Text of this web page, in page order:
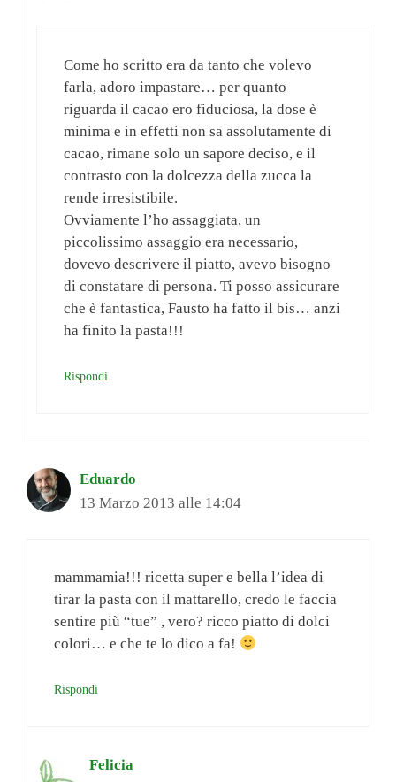
Come ho scritto era da tanto che volevo
farla, adoro impastare… per quanto
riguarda il cacao ero fiduciosa, la dose è
minima e in effetti non sa assolutamente di
cacao, rimane solo un sapore deciso, e il
contrasto con la dolcezza della zucca la
rende irresistibile.
Ovviamente l’ho assaggiata, un
piccolissimo assaggio era necessario,
dovevo descrivere il piatto, avevo bisogno
di constatare di persona. Ti posso assicurare
che è fantastica, Fausto ha fatto il bis… anzi
ha finito la pasta!!!
Rispondi
Eduardo
13 Marzo 2013 alle 14:04
mammamia!!! ricetta super e bella l’idea di
tirar la pasta con il mattarello, credo le faccia
sentire più “tue” , vero? ricco piatto di dolci
colori… e che te lo dico a fa!
Rispondi
Felicia